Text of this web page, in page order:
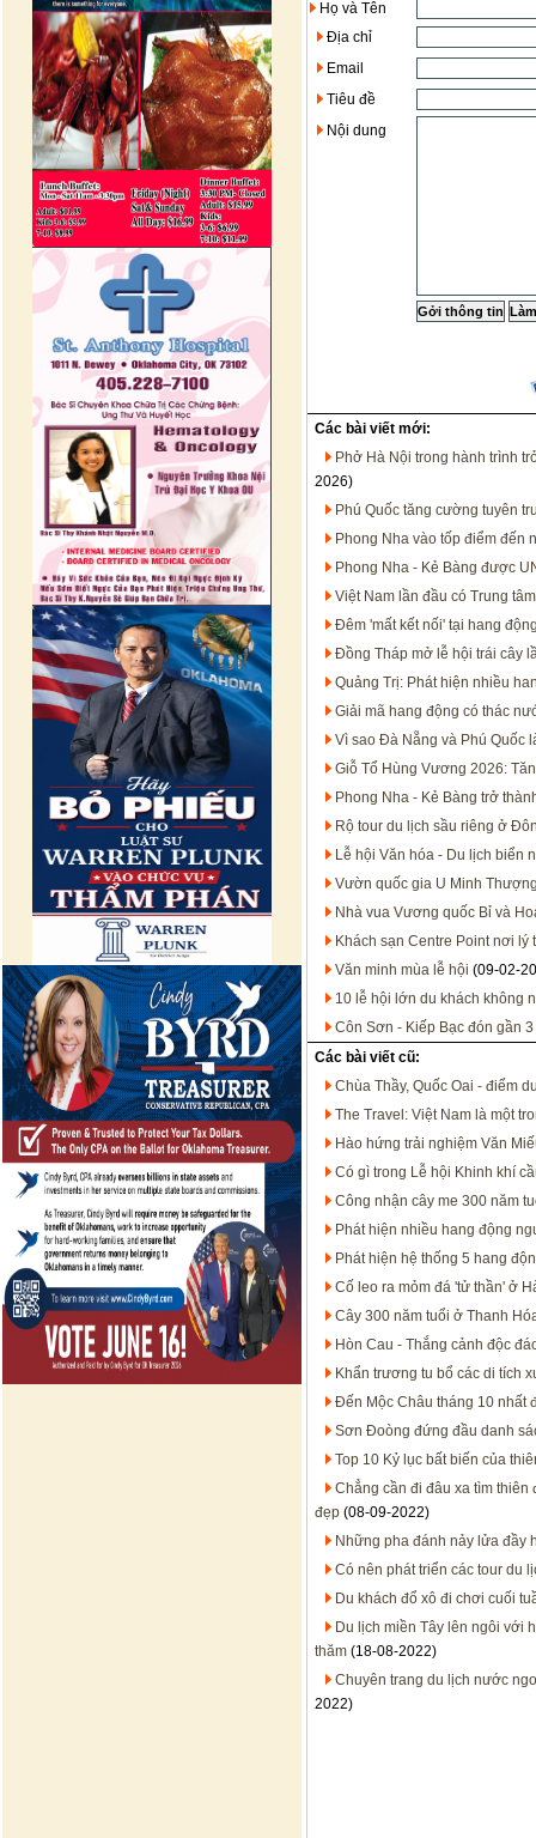
Họ và Tên
Địa chỉ
Email
Tiêu đề
Nội dung
Các bài viết mới:
Phở Hà Nội trong hành trình
2026)
Phú Quốc tăng cường tuyên
Phong Nha vào tốp điểm đến
Phong Nha - Kẻ Bàng được
Việt Nam lần đầu có Trung
Đêm 'mất kết nối' tại hang
Đồng Tháp mở lễ hội trái cây
Quảng Trị: Phát hiện nhiều
Giải mã hang động có thác
Vì sao Đà Nẵng và Phú Quốc
Giỗ Tổ Hùng Vương 2026:
Phong Nha - Kẻ Bàng trở
Rộ tour du lịch sầu riêng ở
Lễ hội Văn hóa - Du lịch biển
Vườn quốc gia U Minh
Nhà vua Vương quốc Bỉ và
Khách sạn Centre Point nơi
Văn minh mùa lễ hội (09-02-
10 lễ hội lớn du khách không
Côn Sơn - Kiếp Bạc đón gần
Các bài viết cũ:
Chùa Thầy, Quốc Oai - điểm
The Travel: Việt Nam là một
Hào hứng trải nghiệm Văn
Có gì trong Lễ hội Khinh khí
Công nhận cây me 300 năm
Phát hiện nhiều hang động
Phát hiện hệ thống 5 hang
Cố leo ra mỏm đá 'tử thần' ở
Cây 300 năm tuổi ở Thanh
Hòn Cau - Thắng cảnh độc
Khẩn trương tu bổ các di tích
Đến Mộc Châu tháng 10 nhất
Sơn Đoòng đứng đầu danh
Top 10 Kỷ lục bất biến của
Chẳng cần đi đâu xa tìm
đẹp (08-09-2022)
Những pha đánh nảy lửa đầy
Có nên phát triển các tour du
Du khách đổ xô đi chơi cuối
Du lịch miền Tây lên ngôi với
thăm (18-08-2022)
Chuyên trang du lịch nước
2022)